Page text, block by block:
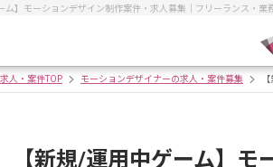
ム】モーションデザイン制作案件・求人募集｜フリーランス・
人・案件TOP モーションデザイナーの求人・案件募集
【新規/運用中ゲーム】